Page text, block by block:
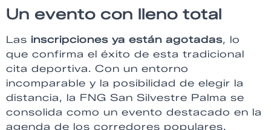
Un evento con lleno total
Las inscripciones ya están agotadas, lo
que confirma el éxito de esta tradicional
cita deportiva. Con un entorno
incomparable y la posibilidad de elegir la
distancia, la FNG San Silvestre Palma se
consolida como un evento destacado en la
agenda de los corredores populares.